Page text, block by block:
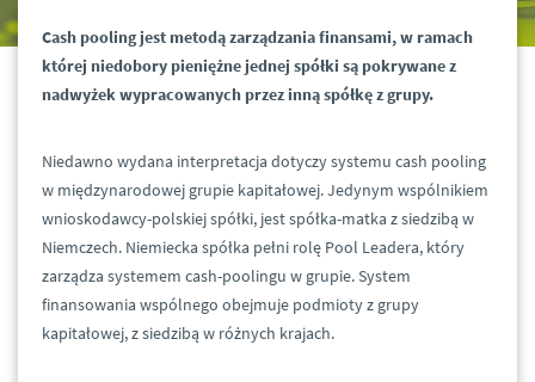
Cash pooling jest metodą zarządzania finansami, w ramach
której niedobory pieniężne jednej spółki są pokrywane z
nadwyżek wypracowanych przez inną spółkę z grupy.
Niedawno wydana interpretacja dotyczy systemu cash pooling
w międzynarodowej grupie kapitałowej. Jedynym wspólnikiem
wnioskodawcy-polskiej spółki, jest spółka-matka z siedzibą w
Niemczech. Niemiecka spółka pełni rolę Pool Leadera, który
zarządza systemem cash-poolingu w grupie. System
finansowania wspólnego obejmuje podmioty z grupy
kapitałowej, z siedzibą w różnych krajach.